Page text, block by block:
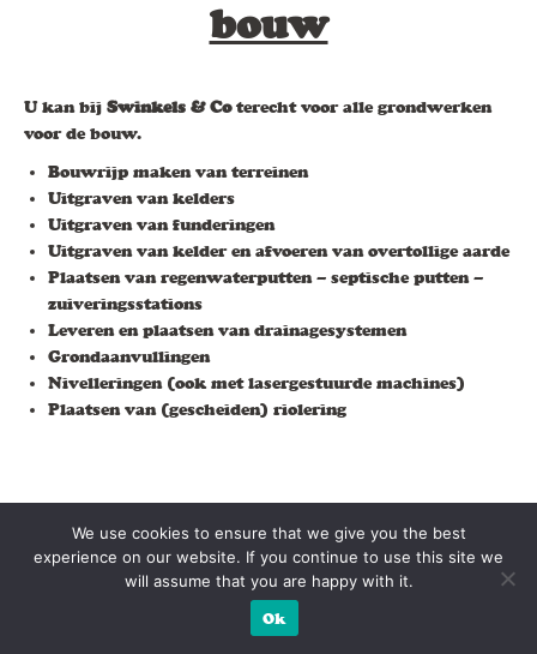
bouw
U kan bij Swinkels & Coterecht voor alle grondwerken
voor de bouw.
Bouwrijp maken van terreinen
Uitgraven van kelders
Uitgraven van funderingen
Uitgraven van kelder en afvoeren van overtollige aarde
Plaatsen van regenwaterputten – septische putten –
zuiveringsstations
Leveren en plaatsen van drainagesystemen
Grondaanvullingen
Nivelleringen (ook met lasergestuurde machines)
Plaatsen van (gescheiden) riolering
©Digibis - 2021
Privacybeleid
We use cookies to ensure that we give you the best
experience on our website. If you continue to use this site we
will assume that you are happy with it.
Ok